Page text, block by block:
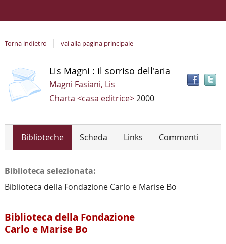
Torna indietro vai alla pagina principale
Dettaglio
del
documento
Lis Magni : il sorriso dell'aria
Magni Fasiani, Lis
Charta <casa editrice>2000
Biblioteche Scheda Links Commenti
Biblioteca selezionata:
Biblioteca della Fondazione Carlo e Marise Bo
Biblioteca della Fondazione
Carlo e Marise Bo